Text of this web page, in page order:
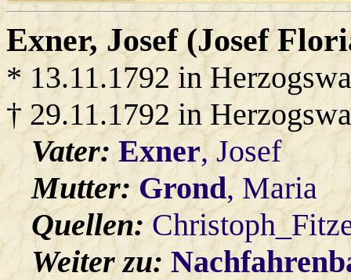
Exner, Josef (Josef
* 13.11.1792 in
† 29.11.1792 in
Vater:Exner, Josef
Mutter: Grond, Maria
Quellen:
Weiter zu: